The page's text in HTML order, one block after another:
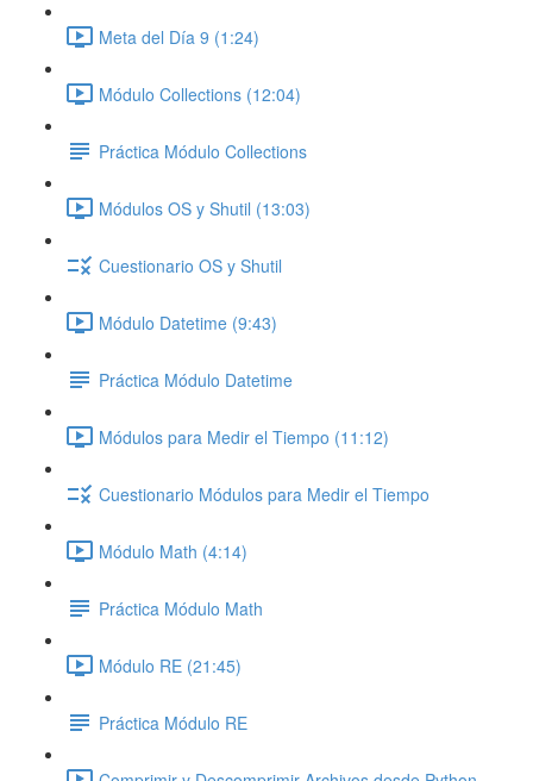
Meta del Día 9 (1:24)
Módulo Collections (12:04)
Práctica Módulo Collections
Módulos OS y Shutil (13:03)
Cuestionario OS y Shutil
Módulo Datetime (9:43)
Práctica Módulo Datetime
Módulos para Medir el Tiempo (11:12)
Cuestionario Módulos para Medir el Tiempo
Módulo Math (4:14)
Práctica Módulo Math
Módulo RE (21:45)
Práctica Módulo RE